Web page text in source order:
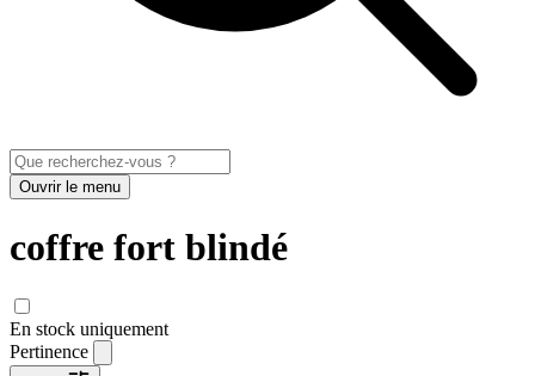
Ouvrir le menu
coffre fort blindé
En stock uniquement
Pertinence